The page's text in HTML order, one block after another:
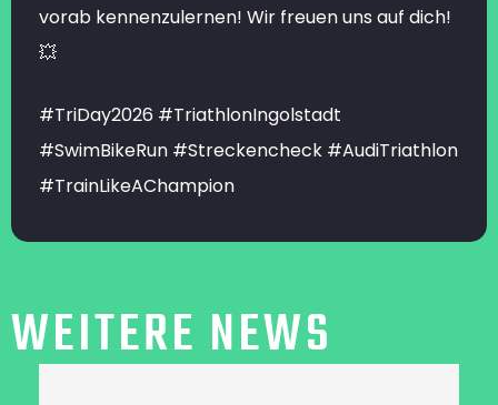
vorab kennenzulernen! Wir freuen uns auf dich!
💥
#TriDay2026 #TriathlonIngolstadt
#SwimBikeRun #Streckencheck #AudiTriathlon
#TrainLikeAChampion
WEITERE NEWS